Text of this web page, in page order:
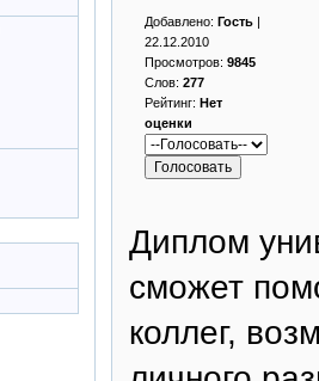
Добавлено: Гость |
22.12.2010
Просмотров: 9845
Слов: 277
Рейтинг: Нет
оценки
Диплом
сможет
коллег,